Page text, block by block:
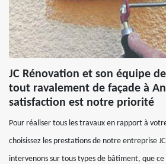
JC Rénovation et son équipe
tout ravalement de façade à
satisfaction est notre priorité
Pour réaliser tous les travaux en rapport à
choisissez les prestations de notre entreprise
intervenons sur tous types de bâtiment, que